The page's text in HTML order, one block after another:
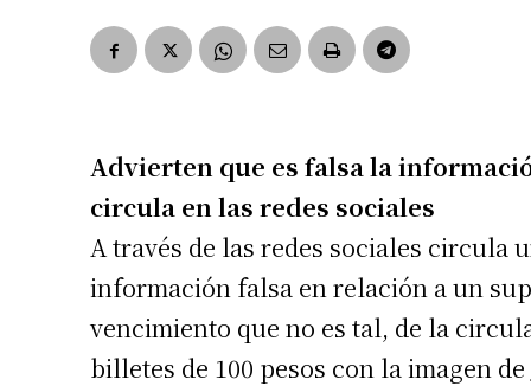
Advierten que es falsa la
circula en las redes sociales
A través de las redes sociales circula
información falsa en relación a un
vencimiento que no es tal, de la
billetes de 100 pesos con la imagen